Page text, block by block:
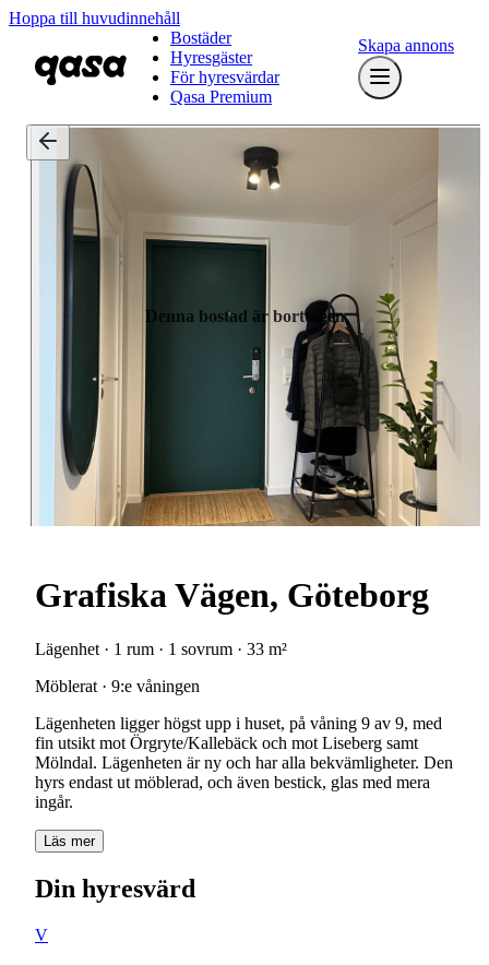
Hoppa till huvudinnehåll
Bostäder
Hyresgäster
För hyresvärdar
Qasa Premium
Skapa annons
Denna bostad är borttagen
Grafiska Vägen, Göteborg
Lägenhet · 1 rum · 1 sovrum · 33 m²
Möblerat · 9:e våningen
Lägenheten ligger högst upp i huset, på våning 9 av 9, med
fin utsikt mot Örgryte/Kallebäck och mot Liseberg samt
Mölndal. Lägenheten är ny och har alla bekvämligheter. Den
hyrs endast ut möblerad, och även bestick, glas med mera
ingår.
Läs mer
Din hyresvärd
V